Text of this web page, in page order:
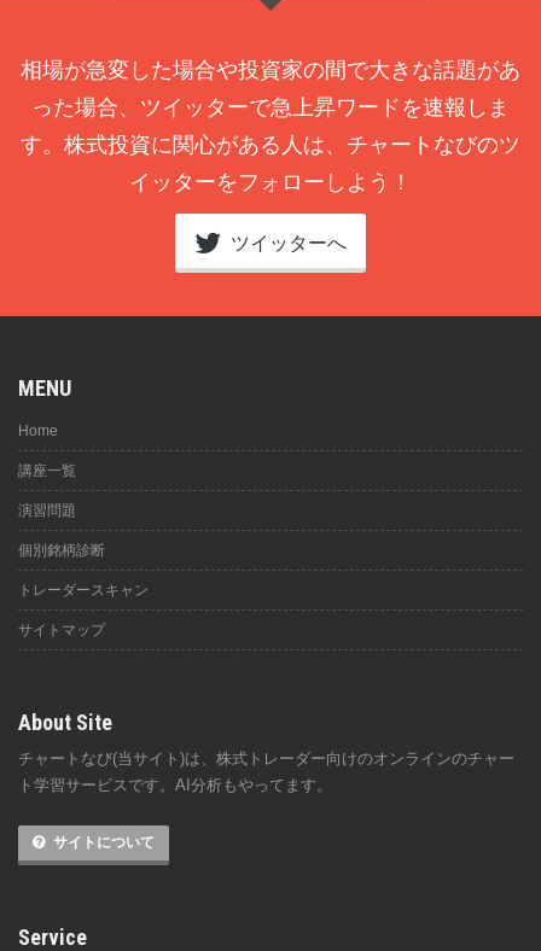
相場が急変した場合や投資家の間で大きな話題があ
った場合、ツイッターで急上昇ワードを速報しま
す。株式投資に関心がある人は、チャートなびのツ
イッターをフォローしよう！
ツイッターへ
MENU
Home
講座一覧
演習問題
個別銘柄診断
トレーダースキャン
サイトマップ
About Site
チャートなび(当サイト)は、株式トレーダー向けのオンラインのチャー
ト学習サービスです。AI分析もやってます。
サイトについて
Service